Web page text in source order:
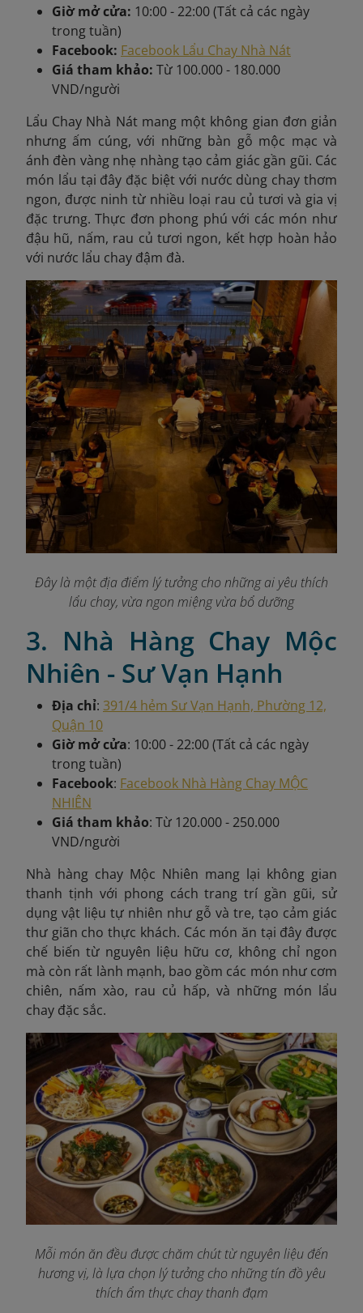
Giờ mở cửa: 10:00 - 22:00 (Tất cả các ngày
trong tuần)
Facebook: Facebook Lẩu Chay Nhà Nát
Giá tham khảo: Từ 100.000 - 180.000
VND/người
Lẩu Chay Nhà Nát mang một không gian đơn giản
nhưng ấm cúng, với những bàn gỗ mộc mạc và
ánh đèn vàng nhẹ nhàng tạo cảm giác gần gũi. Các
món lẩu tại đây đặc biệt với nước dùng chay thơm
ngon, được ninh từ nhiều loại rau củ tươi và gia vị
đặc trưng. Thực đơn phong phú với các món như
đậu hũ, nấm, rau củ tươi ngon, kết hợp hoàn hảo
với nước lẩu chay đậm đà.
Đây là một địa điểm lý tưởng cho những ai yêu thích
lẩu chay, vừa ngon miệng vừa bổ dưỡng
3. Nhà Hàng Chay Mộc
Nhiên - Sư Vạn Hạnh
Địa chỉ: 391/4 hẻm Sư Vạn Hạnh, Phường 12,
Quận 10
Giờ mở cửa: 10:00 - 22:00 (Tất cả các ngày
trong tuần)
Facebook: Facebook Nhà Hàng Chay MỘC
NHIÊN
Giá tham khảo: Từ 120.000 - 250.000
VND/người
Nhà hàng chay Mộc Nhiên mang lại không gian
thanh tịnh với phong cách trang trí gần gũi, sử
dụng vật liệu tự nhiên như gỗ và tre, tạo cảm giác
thư giãn cho thực khách. Các món ăn tại đây được
chế biến từ nguyên liệu hữu cơ, không chỉ ngon
mà còn rất lành mạnh, bao gồm các món như cơm
chiên, nấm xào, rau củ hấp, và những món lẩu
chay đặc sắc.
Mỗi món ăn đều được chăm chút từ nguyên liệu đến
hương vị, là lựa chọn lý tưởng cho những tín đồ yêu
thích ẩm thực chay thanh đạm